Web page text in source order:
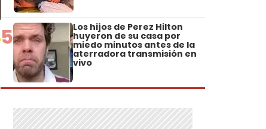
5 Los hijos de Perez Hilton
huyeron de su casa por
miedo minutos antes de la
aterradora transmisión en
vivo